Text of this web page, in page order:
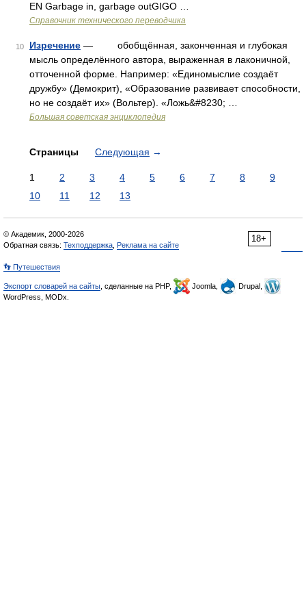
EN Garbage in, garbage outGIGO …
Справочник технического переводчика
10 Изречение — обобщённая, законченная и глубокая
мысль определённого автора, выраженная в лаконичной,
отточенной форме. Например: «Единомыслие создаёт
дружбу» (Демокрит), «Образование развивает способности,
но не создаёт их» (Вольтер). «Ложь&#8230; …
Большая советская энциклопедия
Страницы Следующая →
1 2 3 4 5 6 7 8
9
10
11 12 13
18+
© Академик, 2000-2026
Обратная связь: Техподдержка Реклама на сайте
👣 Путешествия
Экспорт словарей на сайты , сделанные на PHP, Joomla,
Drupal,
WordPress, MODx.